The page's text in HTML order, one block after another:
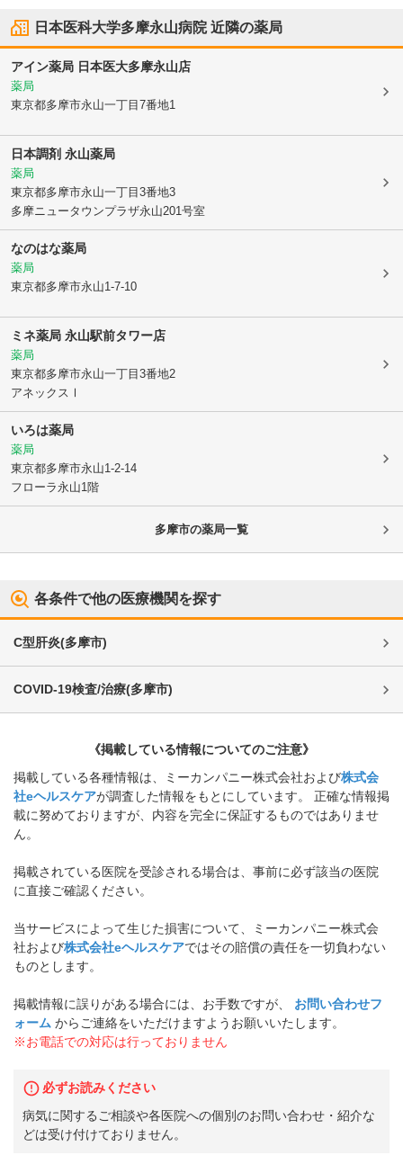
日本医科大学多摩永山病院近隣の薬局
アイン薬局 日本医大多摩永山店
薬局
東京都多摩市永山一丁目7番地1
日本調剤 永山薬局
薬局
東京都多摩市永山一丁目3番地3
多摩ニュータウンプラザ永山201号室
なのはな薬局
薬局
東京都多摩市永山1-7-10
ミネ薬局 永山駅前タワー店
薬局
東京都多摩市永山一丁目3番地2
アネックスⅠ
いろは薬局
薬局
東京都多摩市永山1-2-14
フローラ永山1階
多摩市の薬局一覧
各条件で他の医療機関を探す
C型肝炎(多摩市)
COVID-19検査/治療(多摩市)
《掲載している情報についてのご注意》
掲載している各種情報は、ミーカンパニー株式会社および株式会
社eヘルスケアが調査した情報をもとにしています。 正確な情報掲
載に努めておりますが、内容を完全に保証するものではありませ
ん。
掲載されている医院を受診される場合は、事前に必ず該当の医院
に直接ご確認ください。
当サービスによって生じた損害について、ミーカンパニー株式会
社および株式会社eヘルスケアではその賠償の責任を一切負わない
ものとします。
掲載情報に誤りがある場合には、お手数ですが、
お問い合わせフ
ォーム からご連絡をいただけますようお願いいたします。
※お電話での対応は行っておりません
必ずお読みください
病気に関するご相談や各医院への個別のお問い合わせ・紹介な
どは受け付けておりません。